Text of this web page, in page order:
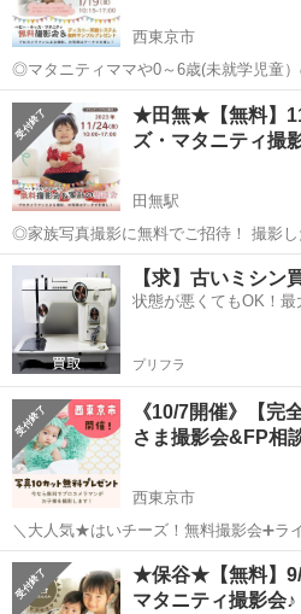
西東京市
◎マタニティママや0～6歳(未就学児童
家族をベビー・キッズ・ファミリー無
写真はカメラマンがチョイスした5枚分
す。​ ✓ お着換えや...
東京 西東京市 育児 マタニ
★田無★【無料】
ズ・マタニティ撮
田無駅
◎家族写真撮影に無料でご招待！ 撮影
イスしてデータで10 枚プレゼントいたします。 ✓ お着換
えなども大歓迎！貸し切りでたっぷり
のお持ち込みも大歓...
東京 西東京市 田無駅
【求】古いミシ
状態が悪くてもOK！最
プリフラ
《10/7開催》【完
さま撮影会&FP相
西東京市
＼大人気★はいチーズ！無料撮影会➕ラ
2000組参加の大人気イベント！ ✅ スマ
カメラマン撮影データ10枚プレゼント♪
フバー...
東京 西東京市 育児 カメラ
★保谷★【無料】9/
マタニティ撮影会